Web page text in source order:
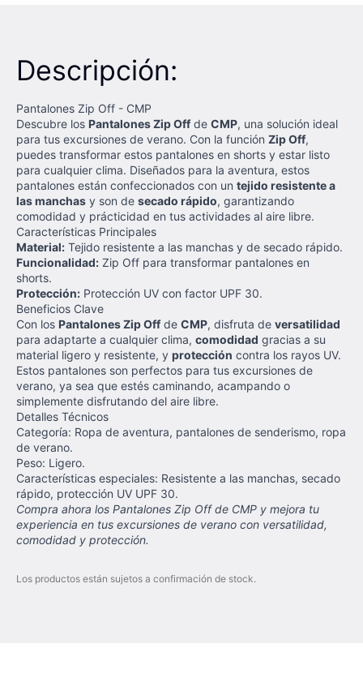
Descripción:
Pantalones Zip Off - CMP
Descubre los Pantalones Zip Off de CMP, una solución ideal
para tus excursiones de verano. Con la función Zip Off,
puedes transformar estos pantalones en shorts y estar listo
para cualquier clima. Diseñados para la aventura, estos
pantalones están confeccionados con un tejido resistente a
las manchas y son de secado rápido, garantizando
comodidad y prácticidad en tus actividades al aire libre.
Características Principales
Material: Tejido resistente a las manchas y de secado rápido.
Funcionalidad: Zip Off para transformar pantalones en
shorts.
Protección: Protección UV con factor UPF 30.
Beneficios Clave
Con los Pantalones Zip Off de CMP, disfruta de versatilidad
para adaptarte a cualquier clima, comodidad gracias a su
material ligero y resistente, y protección contra los rayos UV.
Estos pantalones son perfectos para tus excursiones de
verano, ya sea que estés caminando, acampando o
simplemente disfrutando del aire libre.
Detalles Técnicos
Categoría: Ropa de aventura, pantalones de senderismo, ropa
de verano.
Peso: Ligero.
Características especiales: Resistente a las manchas, secado
rápido, protección UV UPF 30.
Compra ahora los Pantalones Zip Off de CMP y mejora tu
experiencia en tus excursiones de verano con versatilidad,
comodidad y protección.
Los productos están sujetos a confirmación de stock.